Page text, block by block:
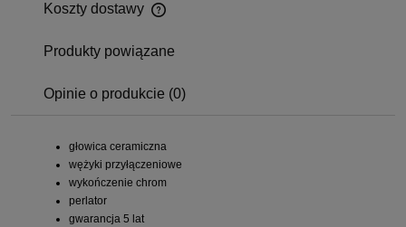
Koszty dostawy
Produkty powiązane
Opinie o produkcie (0)
głowica ceramiczna
wężyki przyłączeniowe
wykończenie chrom
perlator
gwarancja 5 lat